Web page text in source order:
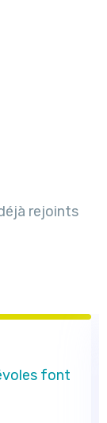
rejoints
font